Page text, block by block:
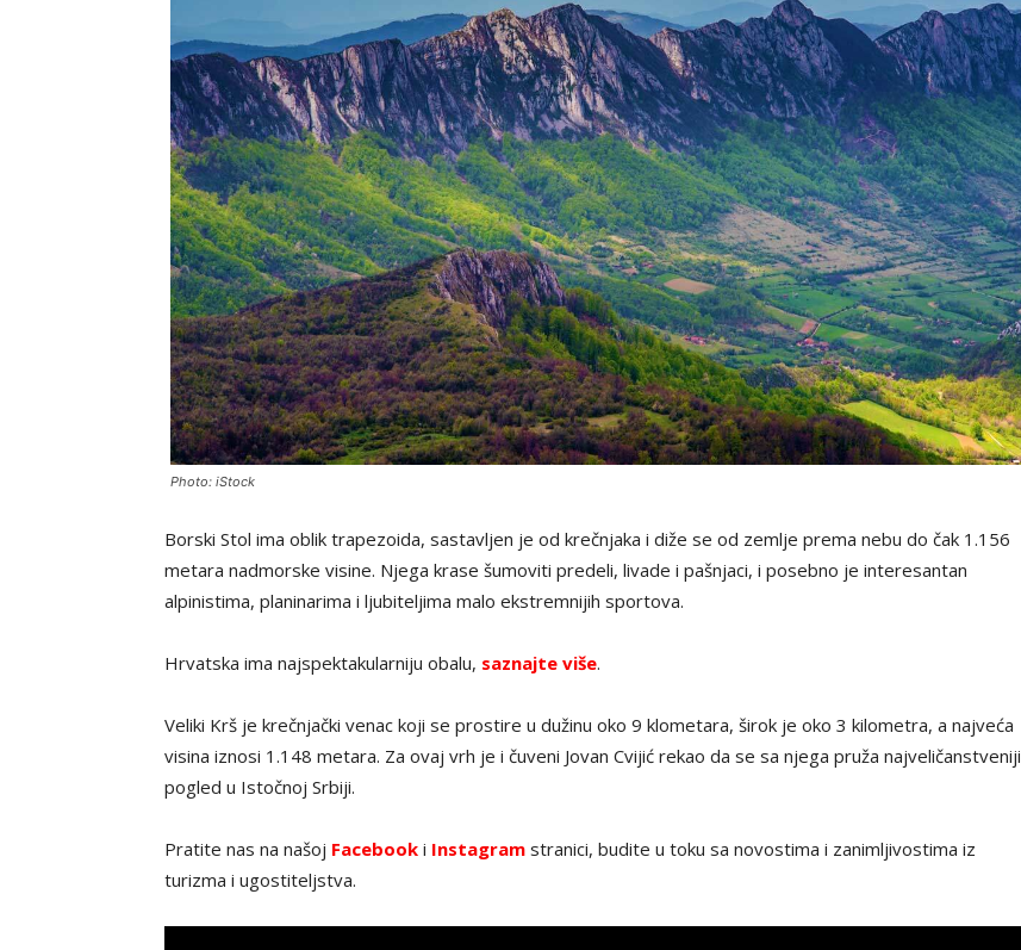
Photo: iStock
Borski Stol ima oblik trapezoida, sastavljen je od krečnjaka i diže se od zemlje prema nebu do čak 1.156
metara nadmorske visine. Njega krase šumoviti predeli, livade i pašnjaci, i posebno je interesantan
alpinistima, planinarima i ljubiteljima malo ekstremnijih sportova.
Hrvatska ima najspektakularniju obalu, saznajte više.
Veliki Krš je krečnjački venac koji se prostire u dužinu oko 9 klometara, širok je oko 3 kilometra, a najveća
visina iznosi 1.148 metara. Za ovaj vrh je i čuveni Jovan Cvijić rekao da se sa njega pruža najveličanstveniji
pogled u Istočnoj Srbiji.
Pratite nas na našoj Facebook i Instagram stranici, budite u toku sa novostima i zanimljivostima iz
turizma i ugostiteljstva.